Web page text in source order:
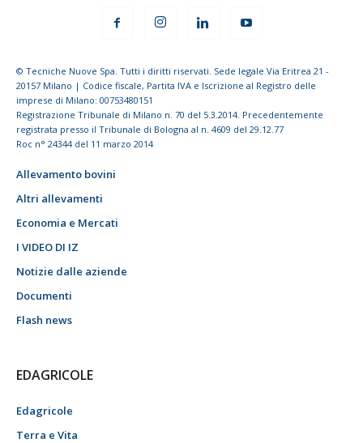
© Tecniche Nuove Spa. Tutti i diritti riservati. Sede legale Via Eritrea 21 -
20157 Milano | Codice fiscale, Partita IVA e Iscrizione al Registro delle
imprese di Milano: 00753480151
Registrazione Tribunale di Milano n. 70 del 5.3.2014. Precedentemente
registrata presso il Tribunale di Bologna al n. 4609 del 29.12.77
Roc n° 24344 del 11 marzo 2014
Allevamento bovini
Altri allevamenti
Economia e Mercati
I VIDEO DI IZ
Notizie dalle aziende
Documenti
Flash news
EDAGRICOLE
Edagricole
Terra e Vita